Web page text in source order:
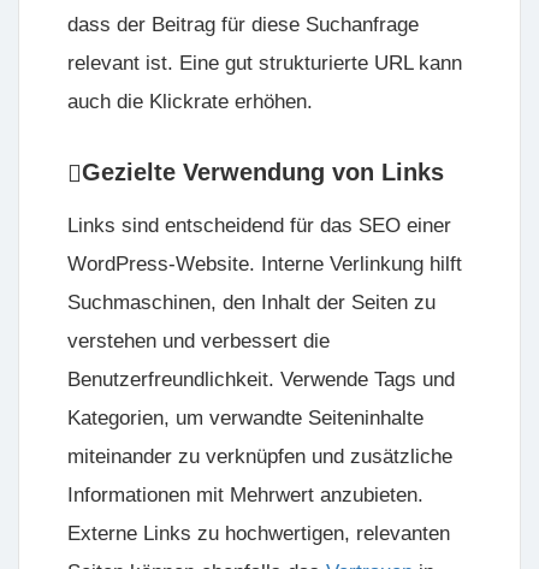
dass der Beitrag für diese Suchanfrage
relevant ist. Eine gut strukturierte URL kann
auch die Klickrate erhöhen.
Gezielte Verwendung von Links
Links sind entscheidend für das SEO einer
WordPress-Website. Interne Verlinkung hilft
Suchmaschinen, den Inhalt der Seiten zu
verstehen und verbessert die
Benutzerfreundlichkeit. Verwende Tags und
Kategorien, um verwandte Seiteninhalte
miteinander zu verknüpfen und zusätzliche
Informationen mit Mehrwert anzubieten.
Externe Links zu hochwertigen, relevanten